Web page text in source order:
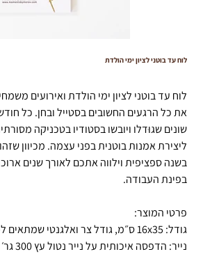
לוח עד בוטני לציון ימי הולדת
לוח עד בוטני לציון ימי הולדת ואירועים
את כל הרגעים החשובים בסטייל ובחן. כל
שונים שגוּדלו ויובשו בסטודיו בטכניקה
ליצירת אמנות בוטנית בפני עצמה. מכיוון
בשנה ספציפית וילווה אתכם לאורך שנים
בפינת העבודה.
פרטי המוצר:
גודל: 16x35 ס״מ, גודל צר ואלגנטי שמתאים לכל קיר
נייר: הדפסה איכותית על נייר נטול עץ 300 גר׳